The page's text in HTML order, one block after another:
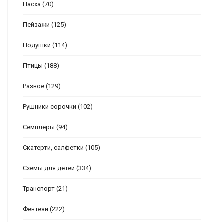
Пасха (70)
Пейзажи (125)
Подушки (114)
Птицы (188)
Разное (129)
Рушники сорочки (102)
Семплеры (94)
Скатерти, салфетки (105)
Схемы для детей (334)
Транспорт (21)
Фентези (222)